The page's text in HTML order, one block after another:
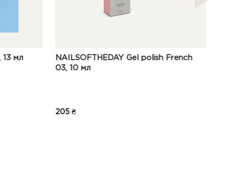
French
DNKa Gel Polish Color Autumn Kiss
0139, 12 мл
235 ₴